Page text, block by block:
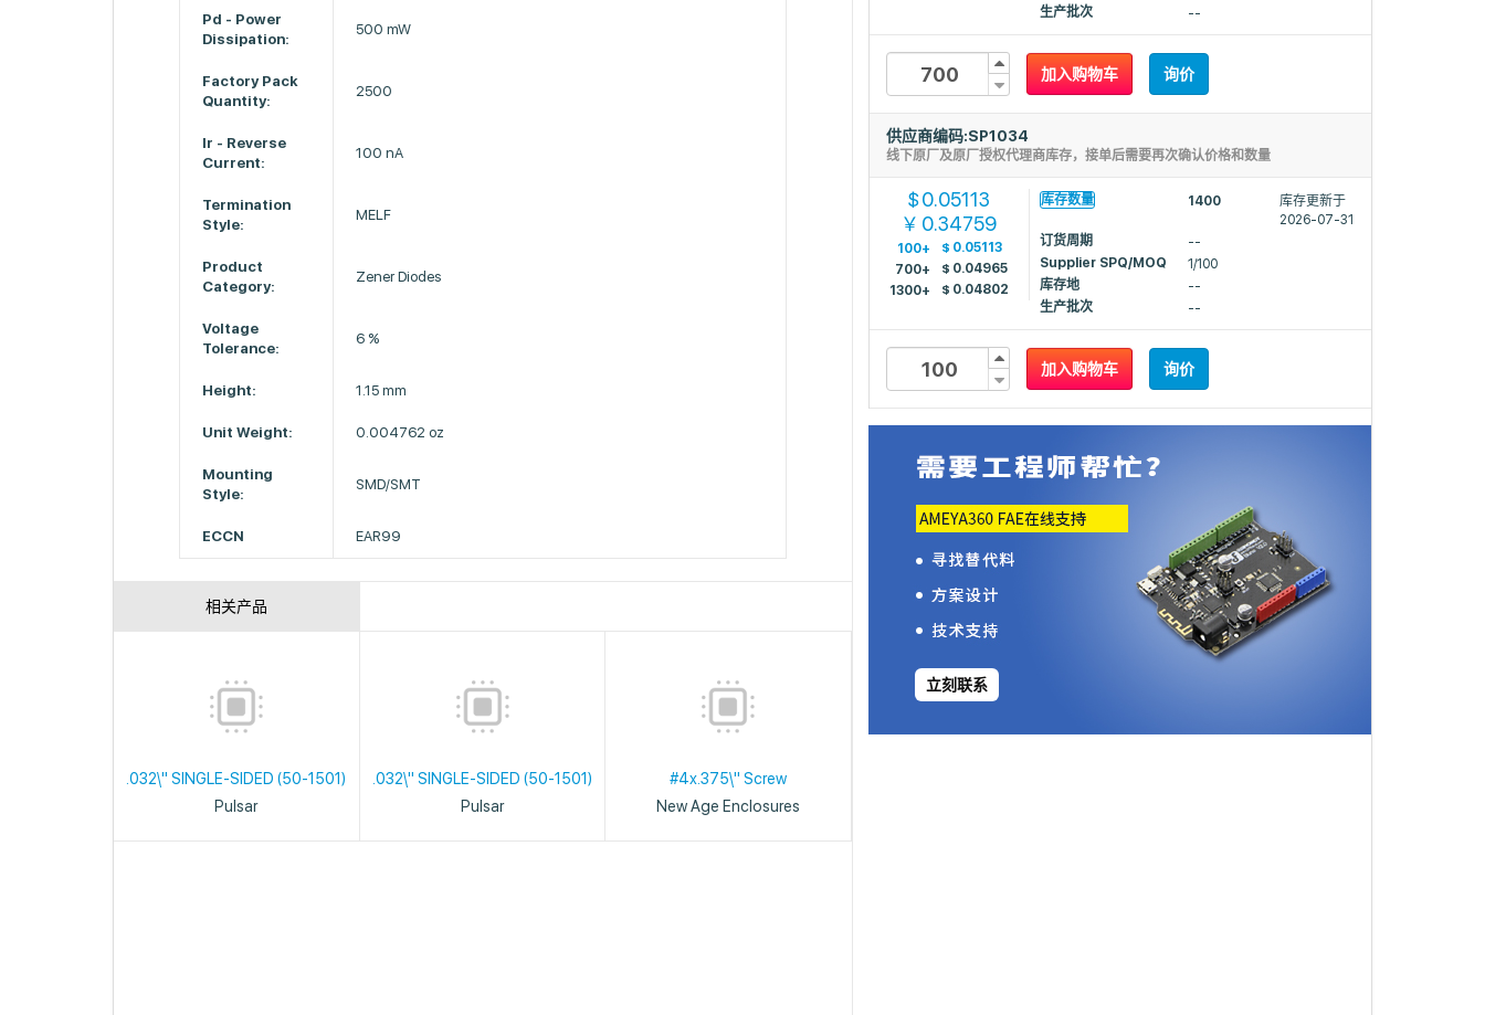
Pd - Power
Dissipation:
500 mW
Factory Pack
Quantity:
2500
Ir - Reverse
Current:
100 nA
Termination
Style:
MELF
Product
Category:
Zener Diodes
Voltage
Tolerance:
6 %
Height: 1.15 mm
Unit Weight: 0.004762 oz
Mounting
Style:
SMD/SMT
ECCN EAR99
相关产品
.032\" SINGLE-SIDED (50-1501)
Pulsar
.032\" SINGLE-SIDED (50-1501)
Pulsar
#4x.375\" Screw
New Age Enclosures
生产批次
--
加入购物车 询价
供应商编码:SP1034
线下原厂及原厂授权代理商库存，接单后需要再次确认价格和数量
$0.05113
￥ 0.34759
100+ $ 0.05113
700+
$ 0.04965
1300+
$ 0.04802
库存数量 1400
库存更新于
2026-07-31
订货周期
--
Supplier SPQ/MOQ
1/100
库存地
--
生产批次
--
加入购物车 询价
立刻联系